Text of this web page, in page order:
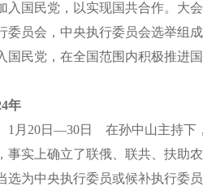
入国民党，以实现国共合作。大
委员会，中央执行委员会选举组
国民党，在全国范围内积极推进国
年
20日—30日 在孙中山主持下，
事实上确立了联俄、联共、扶助
选为中央执行委员或候补执行委